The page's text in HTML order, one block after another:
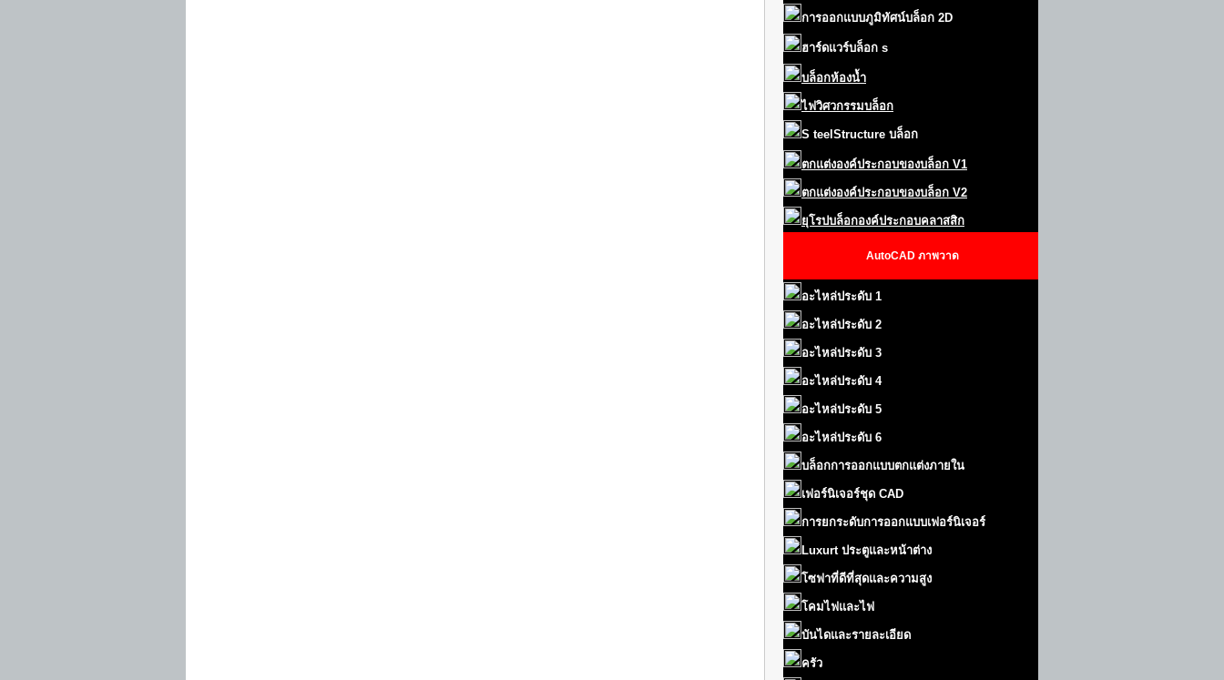
การออกแบบภูมิทัศน์บล็อก 2D
ฮาร์ดแวร์บล็อก s
บล็อกห้องน้ำ
ไฟวิศวกรรมบล็อก
S teel Structure บล็อก
ตกแต่งองค์ประกอบของบล็อก V1
ตกแต่งองค์ประกอบของบล็อก V2
ยุโรปบล็อกองค์ประกอบคลาสสิก
AutoCAD ภาพวาด
อะไหล่ประดับ 1
อะไหล่ประดับ 2
อะไหล่ประดับ 3
อะไหล่ประดับ 4
อะไหล่ประดับ 5
อะไหล่ประดับ 6
บล็อกการออกแบบตกแต่งภายใน
เฟอร์นิเจอร์ชุด CAD
การยกระดับการออกแบบเฟอร์นิเจอร์
Luxurt ประตูและหน้าต่าง
โซฟาที่ดีที่สุดและความสูง
โคมไฟและไฟ
บันไดและรายละเอียด
ครัว